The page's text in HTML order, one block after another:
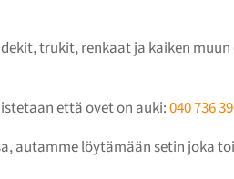
trukit, renkaat ja kaiken muun
että ovet on auki:040 736
autamme löytämään setin joka